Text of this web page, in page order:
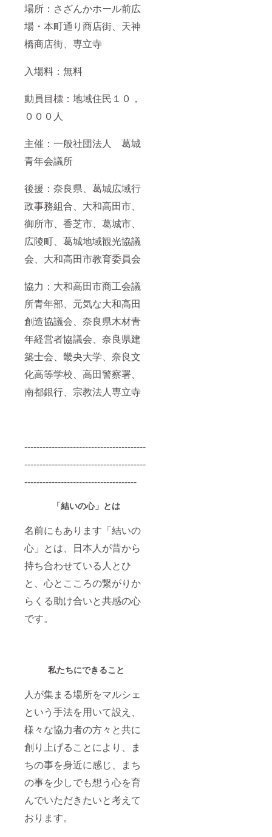
場所：さざんかホール前広
場・本町通り商店街、天神
橋商店街、専立寺
入場料：無料
動員目標：地域住民１０，
０００人
主催：一般社団法人 葛城
青年会議所
後援：奈良県、葛城広域行
政事務組合、大和高田市、
御所市、香芝市、葛城市、
広陵町、葛城地域観光協議
会、大和高田市教育委員会
協力：大和高田市商工会議
所青年部、元気な大和高田
創造協議会、奈良県木材青
年経営者協議会、奈良県建
築士会、畿央大学、奈良文
化高等学校、高田警察署、
南都銀行、宗教法人専立寺
----------------------------------------
----------------------------------------
-------------------------------------
「結いの心」とは
名前にもあります「結いの
心」とは、日本人が昔から
持ち合わせている人とひ
と、心とこころの繋がりか
らくる助け合いと共感の心
です。
私たちにできること
人が集まる場所をマルシェ
という手法を用いて設え、
様々な協力者の方々と共に
創り上げることにより、ま
ちの事を身近に感じ、まち
の事を少しでも想う心を育
んでいただきたいと考えて
おります。